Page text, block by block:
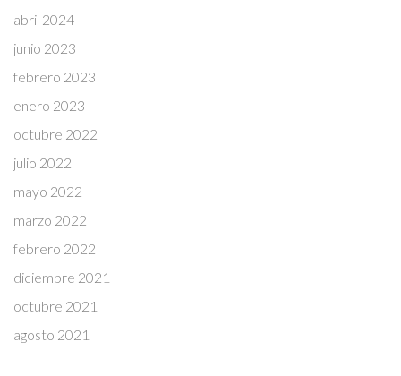
abril 2024
junio 2023
febrero 2023
enero 2023
octubre 2022
julio 2022
mayo 2022
marzo 2022
febrero 2022
diciembre 2021
octubre 2021
agosto 2021